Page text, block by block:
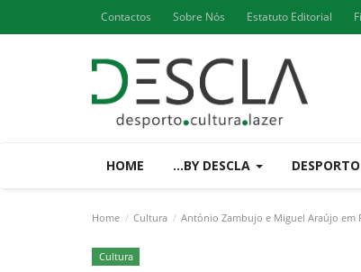
Contactos Sobre Nós Estatuto Editorial
HOME ...BY DESCLA DESPORTO
Home Cultura António Zambujo e Miguel Araújo em
Cultura